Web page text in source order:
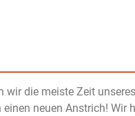
wir die meiste Zeit
neuen Anstrich! Wir